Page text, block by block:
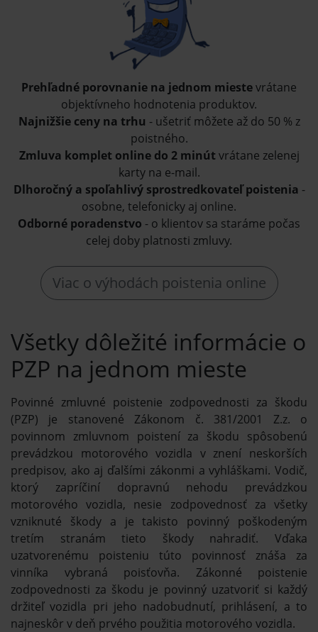
Prehľadné porovnanie na jednom miestevrátane
objektívneho hodnotenia produktov.
Najnižšie ceny na trhu - ušetriť môžete až do 50 % z
poistného.
Zmluva komplet online do 2 minútvrátane zelenej
karty na e-mail.
Dlhoročný a spoľahlivý sprostredkovateľ poistenia -
osobne, telefonicky aj online.
Odborné poradenstvo - o klientov sa staráme počas
celej doby platnosti zmluvy.
Viac o výhodách poistenia online
Všetky dôležité informácie o
PZP na jednom mieste
Povinné zmluvné poistenie zodpovednosti za škodu
(PZP) je stanovené Zákonom č. 381/2001 Z.z. o
povinnom zmluvnom poistení za škodu spôsobenú
prevádzkou motorového vozidla v znení neskorších
predpisov, ako aj ďalšími zákonmi a vyhláškami. Vodič,
ktorý zapríčiní dopravnú nehodu prevádzkou
motorového vozidla, nesie zodpovednosť za všetky
vzniknuté škody a je takisto povinný poškodeným
tretím stranám tieto škody nahradiť. Vďaka
uzatvorenému poisteniu túto povinnosť znáša za
vinníka vybraná poisťovňa. Zákonné poistenie
zodpovednosti za škodu je povinný uzatvoriť si každý
držiteľ vozidla pri jeho nadobudnutí, prihlásení, a to
najneskôr v deň prvého použitia motorového vozidla.